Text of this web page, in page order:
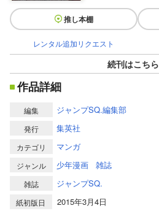
推し本棚
レンタル追加リクエスト
続刊はこちら
作品詳細
編集 ジャンプSQ.編集部
発行 集英社
カテゴリ マンガ
ジャンル 少年漫画 雑誌
雑誌 ジャンプSQ.
紙初版日
2015年3月4日